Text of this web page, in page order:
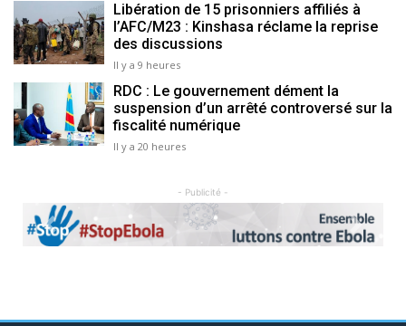
Libération de 15 prisonniers affiliés à
l’AFC/M23 : Kinshasa réclame la reprise
des discussions
Il y a 9 heures
RDC : Le gouvernement dément la
suspension d’un arrêté controversé sur la
fiscalité numérique
Il y a 20 heures
- Publicité -
Previous Next